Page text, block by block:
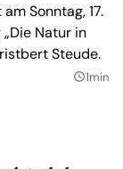
Sonntag, 17.
Natur in
Steude.
query_builder1min